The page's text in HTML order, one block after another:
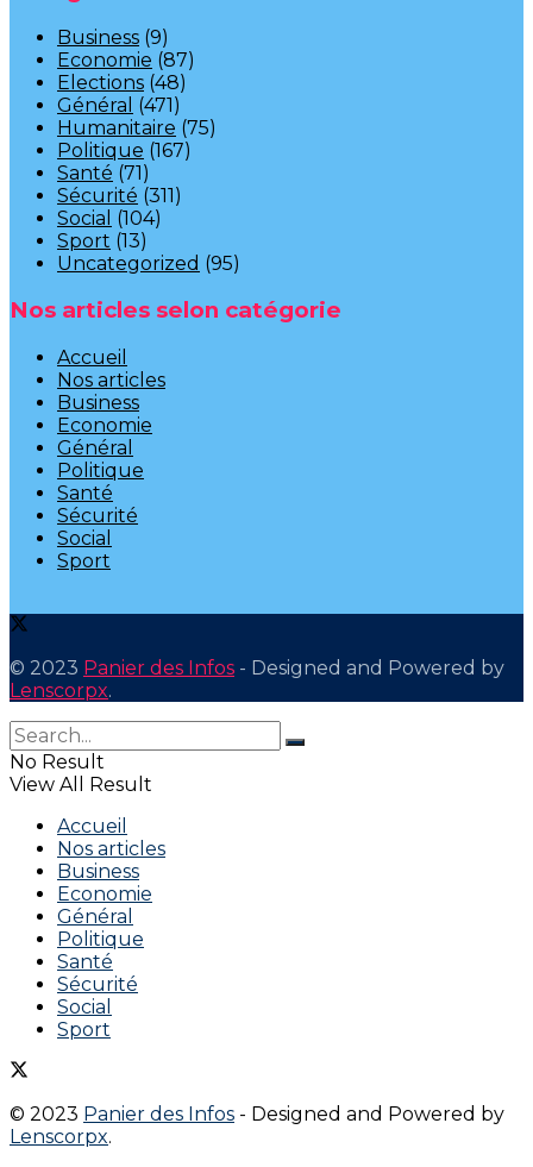
Business (9)
Economie (87)
Elections (48)
Général (471)
Humanitaire (75)
Politique (167)
Santé (71)
Sécurité (311)
Social (104)
Sport (13)
Uncategorized (95)
Nos articles selon catégorie
Accueil
Nos articles
Business
Economie
Général
Politique
Santé
Sécurité
Social
Sport
© 2023 Panier des Infos - Designed and Powered by
Lenscorpx.
No Result
View All Result
Accueil
Nos articles
Business
Economie
Général
Politique
Santé
Sécurité
Social
Sport
© 2023 Panier des Infos - Designed and Powered by
Lenscorpx.